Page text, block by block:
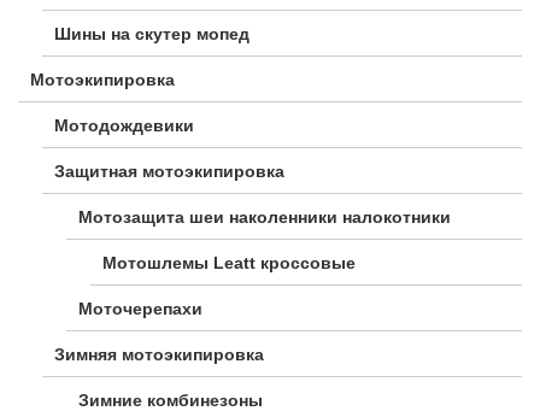
Шины на скутер мопед
Мотоэкипировка
Мотодождевики
Защитная мотоэкипировка
Мотозащита шеи наколенники налокотники
Мотошлемы Leatt кроссовые
Моточерепахи
Зимняя мотоэкипировка
Зимние комбинезоны